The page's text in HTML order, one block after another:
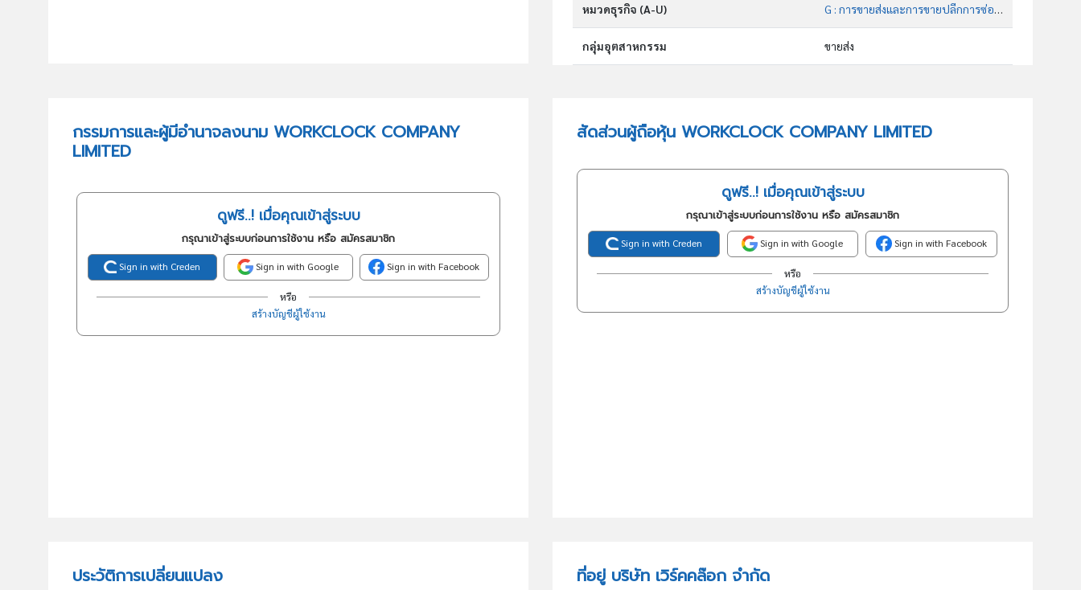
หมวดธุรกิจ (A-U) G : การขายส่งและการขายปลีกการซ่อมยานยนต์และ จักรยานยนต์
กลุ่มอุตสาหกรรม ขายส่ง
กรรมการและผู้มีอำนาจลงนาม WORKCLOCK COMPANY
LIMITED
ดูฟรี..! เมื่อคุณเข้าสู่ระบบ
กรุณาเข้าสู่ระบบก่อนการใช้งาน หรือ สมัครสมาชิก
Sign in with Creden Sign in with Google Sign in with Facebook
หรือ
สร้างบัญชีผู้ใช้งาน
สัดส่วนผู้ถือหุ้น WORKCLOCK COMPANY LIMITED
ดูฟรี..! เมื่อคุณเข้าสู่ระบบ
กรุณาเข้าสู่ระบบก่อนการใช้งาน หรือ สมัครสมาชิก
Sign in with Creden Sign in with Google Sign in with Facebook
หรือ
สร้างบัญชีผู้ใช้งาน
ประวัติการเปลี่ยนแปลง ที่อยู่ บริษัท เวิร์คคล๊อก จำกัด